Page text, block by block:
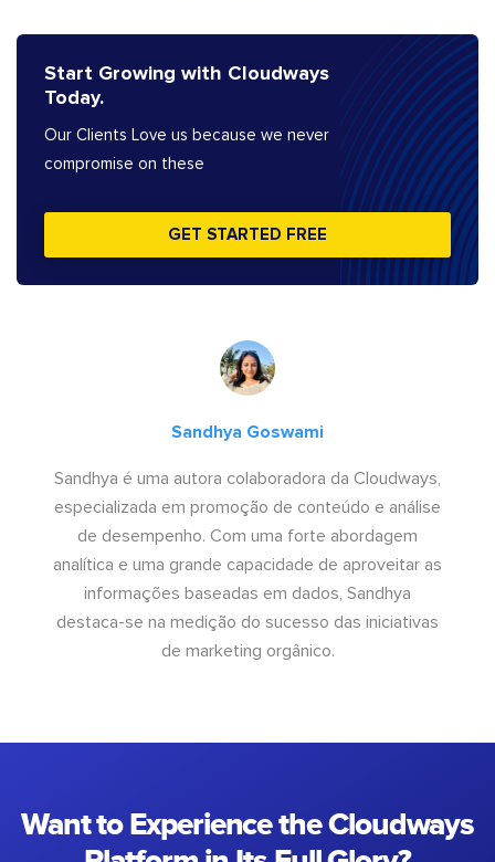
Start Growing with Cloudways
Today.
Our Clients Love us because we never
compromise on these
GET STARTED FREE
Sandhya Goswami
Sandhya é uma autora colaboradora da Cloudways,
especializada em promoção de conteúdo e análise
de desempenho. Com uma forte abordagem
analítica e uma grande capacidade de aproveitar as
informações baseadas em dados, Sandhya
destaca-se na medição do sucesso das iniciativas
de marketing orgânico.
Want to Experience the Cloudways